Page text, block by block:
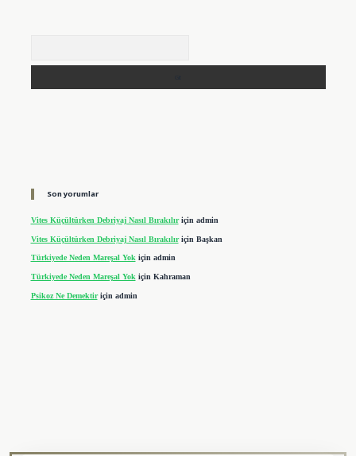
Son yorumlar
Vites Küçültürken Debriyaj Nasıl Bırakılıriçin admin
Vites Küçültürken Debriyaj Nasıl Bırakılıriçin Başkan
Türkiyede Neden Mareşal Yokiçin admin
Türkiyede Neden Mareşal Yok için Kahraman
Psikoz Ne Demektiriçin admin